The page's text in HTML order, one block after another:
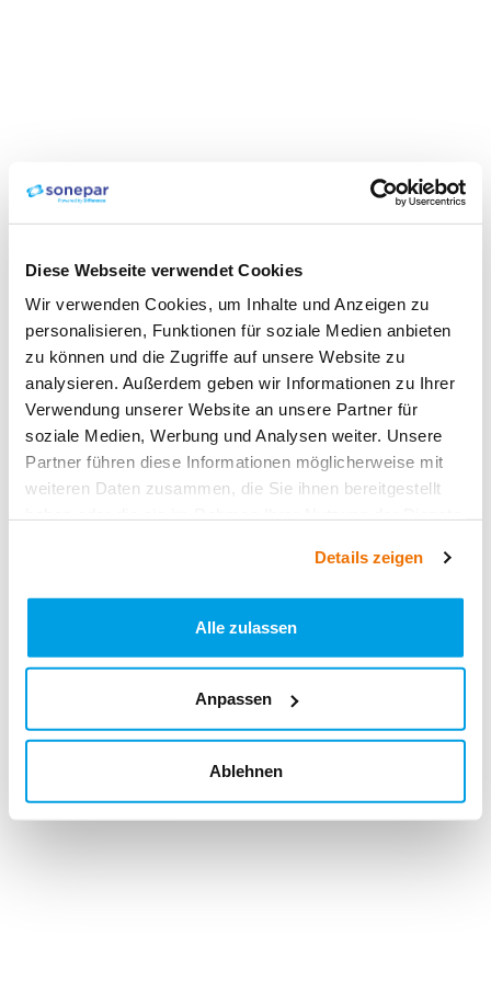
Diese Webseite verwendet Cookies
Wir verwenden Cookies, um Inhalte und Anzeigen zu
personalisieren, Funktionen für soziale Medien anbieten
zu können und die Zugriffe auf unsere Website zu
analysieren. Außerdem geben wir Informationen zu Ihrer
Verwendung unserer Website an unsere Partner für
soziale Medien, Werbung und Analysen weiter. Unsere
Partner führen diese Informationen möglicherweise mit
weiteren Daten zusammen, die Sie ihnen bereitgestellt
Details zeigen
Alle zulassen
Anpassen
Ablehnen